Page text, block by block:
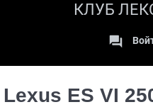
КЛУБ

Lexus ES VI